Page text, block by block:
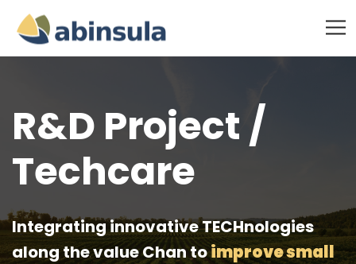
R&D Project /
Techcare
Integrating innovative TECHnologies
along the value Chan toimprove small